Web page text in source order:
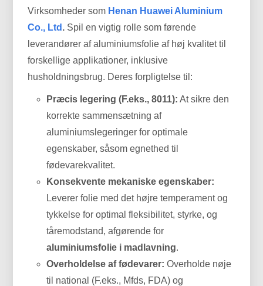
Virksomheder som Henan Huawei Aluminium
Co., Ltd . Spil en vigtig rolle som førende
leverandører af aluminiumsfolie af høj kvalitet til
forskellige applikationer, inklusive
husholdningsbrug. Deres forpligtelse til:
Præcis legering (F.eks., 8011): At sikre den
korrekte sammensætning af
aluminiumslegeringer for optimale
egenskaber, såsom egnethed til
fødevarekvalitet.
Konsekvente mekaniske egenskaber:
Leverer folie med det højre temperament og
tykkelse for optimal fleksibilitet, styrke, og
tåremodstand, afgørende for
aluminiumsfolie i madlavning.
Overholdelse af fødevarer: Overholde nøje
til national (F.eks., Mfds, FDA) og